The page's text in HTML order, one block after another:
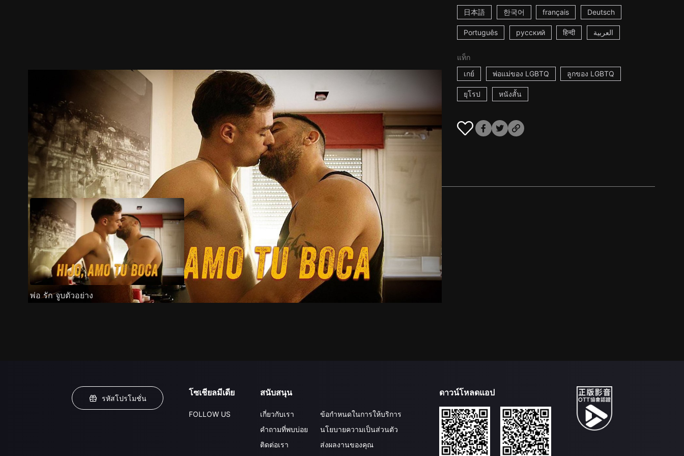
日本語 한국어 français Deutsch
Português русский हिन्दी العربية
แท็ก
เกย์
พ่อแม่ของ LGBTQ ลูกของ LGBTQ
ยุโรป หนังสั้น
ตัวอย่าง ภาพนิ่ง เนื้อหาที่แนะนำ รายละเอียด
พ่อ รัก จูบตัวอย่าง
รหัสโปรโมชั่น
โซเชียลมีเดีย
FOLLOW US
สนับสนุน
เกี่ยวกับเรา
คำถามที่พบบ่อย
ติดต่อเรา
ข้อกำหนดในการให้บริการ
นโยบายความเป็นส่วนตัว
ส่งผลงานของคุณ
ดาวน์โหลดแอป